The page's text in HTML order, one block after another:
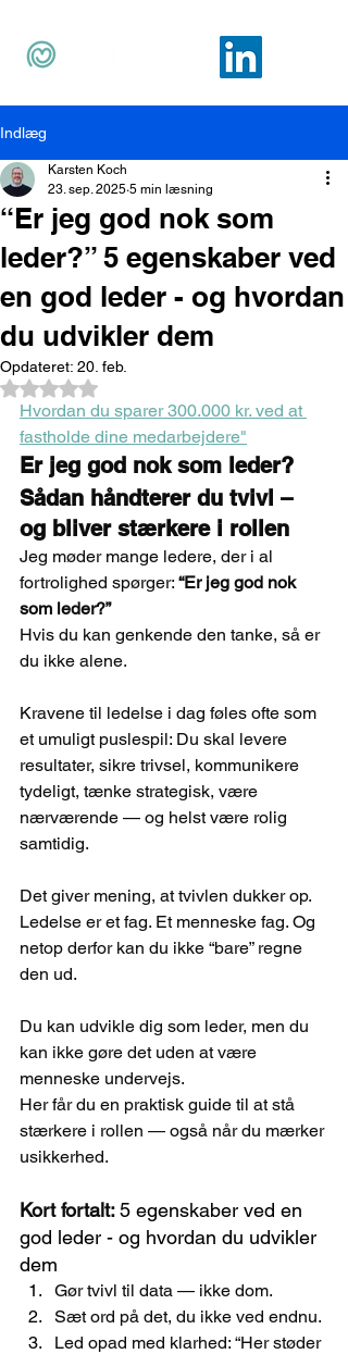
Indlæg
“Er jeg god nok som
leder?” 5 egenskaber ved
en god leder - og hvordan
du udvikler dem
Karsten Koch
23. sep. 2025 5 min læsning
Opdateret: 20. feb.
Bedømt til NaN ud af 5 stjerner.
Hvordan du sparer 300.000 kr. ved at
fastholde dine medarbejdere"
Er jeg god nok som leder?
Sådan håndterer du tvivl –
og bliver stærkere i rollen
Jeg møder mange ledere, der i al
fortrolighed spørger: “Er jeg god nok
som leder?”
Hvis du kan genkende den tanke, så er
du ikke alene.
Kravene til ledelse i dag føles ofte som
et umuligt puslespil: Du skal levere
resultater, sikre trivsel, kommunikere
tydeligt, tænke strategisk, være
nærværende — og helst være rolig
samtidig.
Det giver mening, at tvivlen dukker op.
Ledelse er et fag. Et menneske fag. Og
netop derfor kan du ikke “bare” regne
den ud.
Du kan udvikle dig som leder, men du
kan ikke gøre det uden at være
menneske undervejs.
Her får du en praktisk guide til at stå
stærkere i rollen — også når du mærker
usikkerhed.
Kort fortalt: 5 egenskaber ved en
god leder - og hvordan du udvikler
dem
Gør tvivl til data — ikke dom.
Sæt ord på det, du ikke ved endnu.
Led opad med klarhed: “Her støder